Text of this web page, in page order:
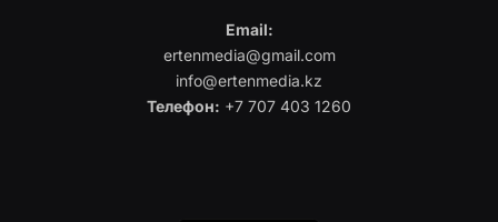
Email:
ertenmedia@gmail.com
info@ertenmedia.kz
Телефон: +7 707 403 1260